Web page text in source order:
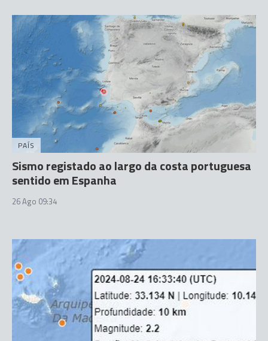
PAÍS
Sismo registado ao largo da costa portuguesa
sentido em Espanha
26 Ago 09:34